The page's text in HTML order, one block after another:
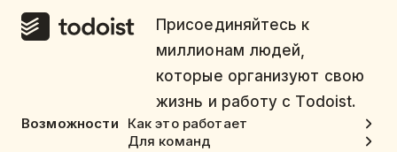
Присоединяйтесь к
миллионам людей,
которые организуют свою
жизнь и работу с Todoist.
Возможности
Как это работает
Для команд